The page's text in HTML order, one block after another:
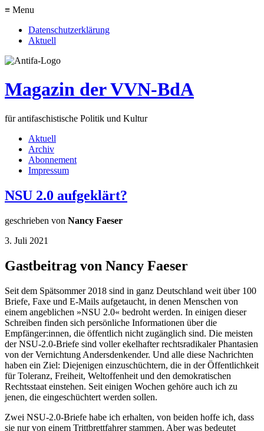
≡ Menu
Datenschutzerklärung
Aktuell
Magazin der VVN-BdA
für antifaschistische Politik und Kultur
Aktuell
Archiv
Abonnement
Impressum
NSU 2.0 aufgeklärt?
geschrieben von Nancy Faeser
3. Juli 2021
Gastbeitrag von Nancy Faeser
Seit dem Spätsommer 2018 sind in ganz Deutschland weit über 100
Briefe, Faxe und E-Mails aufgetaucht, in denen Menschen von
einem angeblichen »NSU 2.0« bedroht werden. In einigen dieser
Schreiben finden sich persönliche Informationen über die
Empfänger:innen, die öffentlich nicht zugänglich sind. Die meisten
der NSU-2.0-Briefe sind voller ekelhafter rechtsradikaler Phantasien
von der Vernichtung Andersdenkender. Und alle diese Nachrichten
haben ein Ziel: Diejenigen einzuschüchtern, die in der Öffentlichkeit
für Toleranz, Freiheit, Weltoffenheit und den demokratischen
Rechtsstaat einstehen. Seit einigen Wochen gehöre auch ich zu
jenen, die eingeschüchtert werden sollen.
Zwei NSU-2.0-Briefe habe ich erhalten, von beiden hoffe ich, dass
sie nur von einem Trittbrettfahrer stammen. Aber was bedeutet